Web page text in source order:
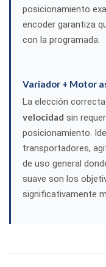
posicionamiento
encoder garantiza
con la programada.
Variador + Motor
La elección
velocidad sin
posicionamiento.
transportadores,
de uso general
suave son los
significativamente